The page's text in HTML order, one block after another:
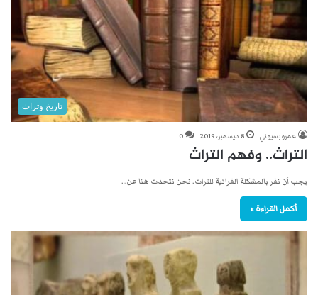
تاريخ وتراث
عمرو بسيوني 8 ديسمبر، 2019 0
التراث.. وفهم التراث
يجب أن نقر بالمشكلة القرائية للتراث. نحن نتحدث هنا عن…
أكمل القراءة »